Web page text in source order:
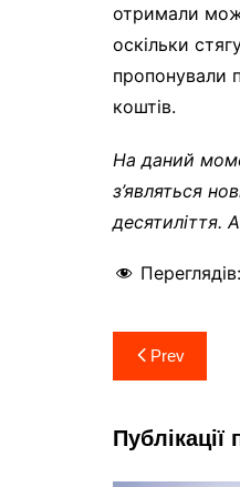
отримали
оскільки
пропонували
коштів.
На даний
з’являться
десятиліття.
Переглядів:
записів
Prev
Публікації